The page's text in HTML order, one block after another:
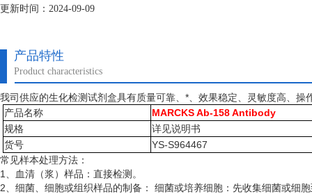
更新时间：2024-09-09
产品特性
Product characteristics
我司供应的生化检测试剂盒具有质量可靠、*、效果稳定、灵敏度高、操
产品名称
MARCKS Ab-158 Antibody
规格
详见说明书
货号
YS-S964467
常见样本处理方法：
1、血清（浆）样品：直接检测。
2、细菌、细胞或组织样品的制备： 细菌或培养细胞：先收集细菌或细